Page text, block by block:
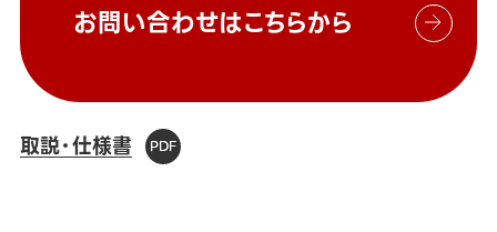
お問い合わせはこちらから
取説・仕様書